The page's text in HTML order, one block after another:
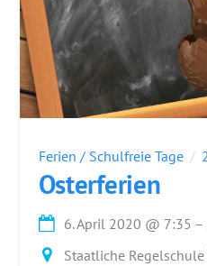
Ferien / Schulfreie Tage
Osterferien
6. April 2020 @ 7:35 –
Staatliche Regelschule